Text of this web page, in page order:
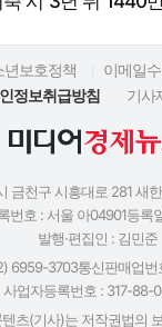
년보호정책 이메일
정보취급방침
기사
금천구 시흥대로 281 새
번호 : 서울 아04901등록
발행·편집인 : 김민준
6959-3703통신판매업번
사업자등록번호 : 317-88-
츠(기사)는 저작권법의